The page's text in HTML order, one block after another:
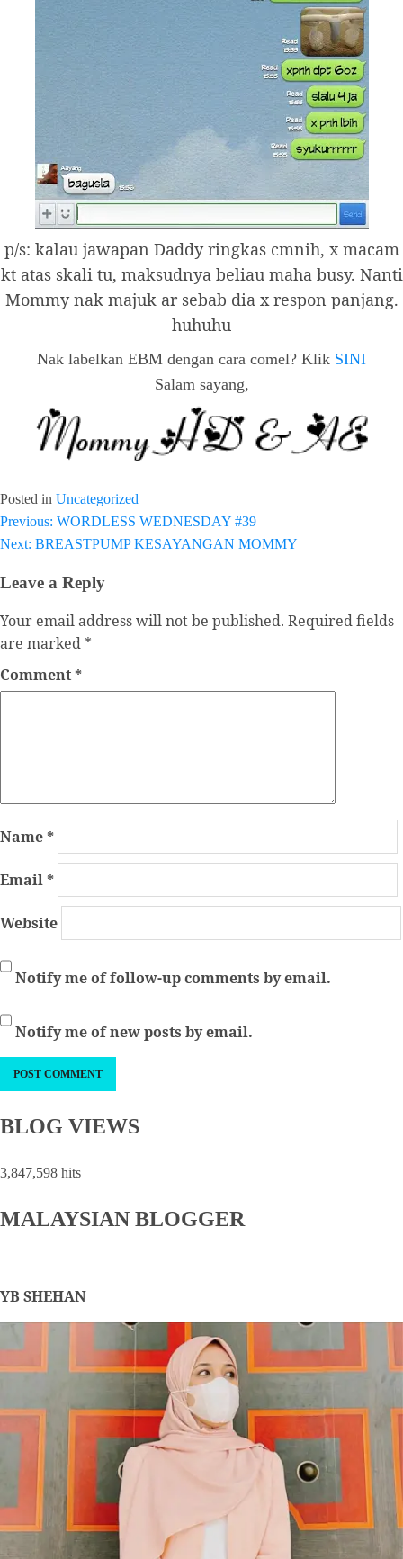
p/s: kalau jawapan Daddy ringkas cmnih, x macam
kt atas skali tu, maksudnya beliau maha busy. Nanti
Mommy nak majuk ar sebab dia x respon panjang.
huhuhu
Nak labelkan EBM dengan cara comel? Klik SINI
Salam sayang,
Posted in Uncategorized
Post
Previous: WORDLESS WEDNESDAY #39
Next: BREASTPUMP KESAYANGAN MOMMY
Leave a Reply
Your email address will not be published. Required fields
are marked *
Comment*
Name*
Email*
Website
Notify me of follow-up comments by email.
Notify me of new posts by email.
BLOG VIEWS
3,847,598 hits
MALAYSIAN BLOGGER
YB SHEHAN